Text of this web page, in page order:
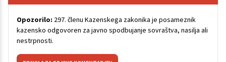
Opozorilo: 297. členu Kazenskega zakonika je posameznik
kazensko odgovoren za javno spodbujanje sovraštva, nasilja ali
nestrpnosti.